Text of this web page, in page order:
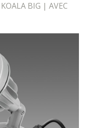
BIG | AVEC